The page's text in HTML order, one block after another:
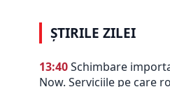
ȘTIRILE ZILEI
13:40Schimbare
Now. Serviciile pe care